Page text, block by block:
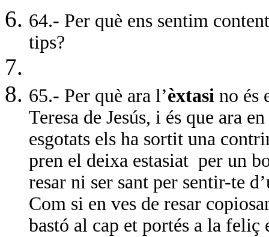
64.- Per què ens sentim
tips?
65.- Per què ara l’èxtasi no és
Teresa de Jesús, i és que ara
esgotats els ha sortit una
pren el deixa estasiat per un
resar ni ser sant per sentir-te
Com si en ves de resar
bastó al cap et portés a la feliç